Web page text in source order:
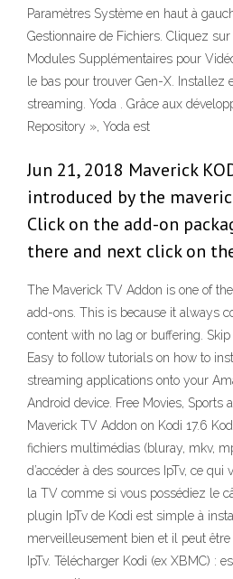
Paramètres Système en haut à
Gestionnaire de Fichiers. Cliquez sur
Modules Supplémentaires pour
le bas pour trouver Gen-X. Installez
streaming. Yoda . Grâce aux
Repository », Yoda est
Jun 21, 2018 Maverick
introduced by the
Click on the add-on
there and next click on
The Maverick TV Addon is one of
add-ons. This is because it always
content with no lag or buffering. Skip
Easy to follow tutorials on how to
streaming applications onto your
Android device. Free Movies, Sports
Maverick TV Addon on Kodi 17.6
fichiers multimédias (bluray, mkv,
d’accéder à des sources IpTv, ce
la TV comme si vous possédiez le
plugin IpTv de Kodi est simple à
merveilleusement bien et il peut
IpTv. Télécharger Kodi (ex XBMC) :